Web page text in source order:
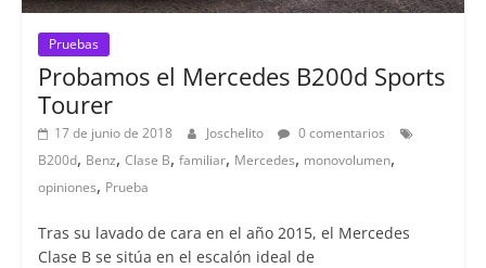
Pruebas
Probamos el Mercedes B200d Sports
Tourer
17 de junio de 2018 Joschelito
0 comentarios
B200d, Benz, Clase B, familiar, Mercedes, monovolumen,
opiniones, Prueba
Tras su lavado de cara en el año 2015, el Mercedes
Clase B se sitúa en el escalón ideal de